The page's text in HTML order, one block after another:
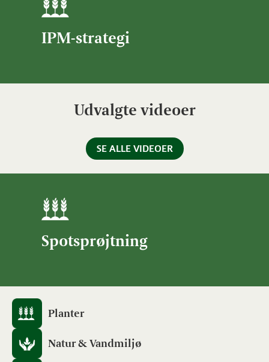
IPM-strategi
Udvalgte videoer
SE ALLE VIDEOER
Spotsprøjtning
Planter
Natur & Vandmiljø